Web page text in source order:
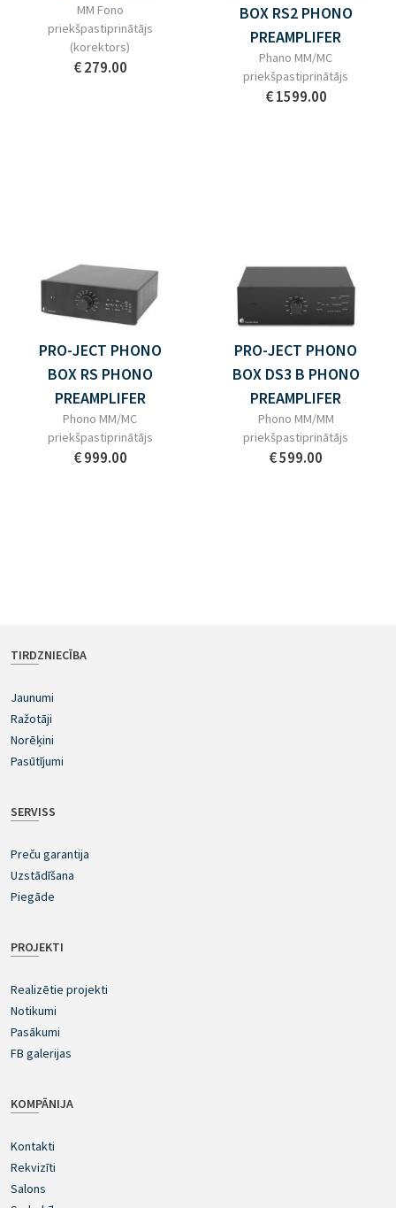
MM Fono
priekšpastiprinātājs
(korektors)
€ 279.00
BOX RS2 PHONO
PREAMPLIFER
Phano MM/MC
priekšpastiprinātājs
€ 1599.00
PRO-JECT PHONO
BOX RS PHONO
PREAMPLIFER
Phono MM/MC
priekšpastiprinātājs
€ 999.00
PRO-JECT PHONO
BOX DS3 B PHONO
PREAMPLIFER
Phono MM/MM
priekšpastiprinātājs
€ 599.00
TIRDZNIECĪBA
Jaunumi
Ražotāji
Norēķini
Pasūtījumi
SERVISS
Preču garantija
Uzstādīšana
Piegāde
PROJEKTI
Realizētie projekti
Notikumi
Pasākumi
FB galerijas
KOMPĀNIJA
Kontakti
Rekvizīti
Salons